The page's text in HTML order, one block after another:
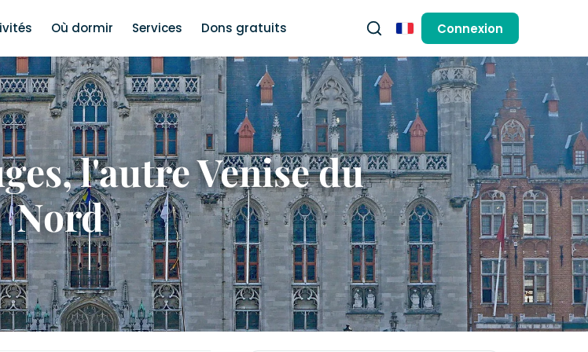
Où dormir Services Dons gratuits FrançaisConnexion
l'autre Venise du
Nord